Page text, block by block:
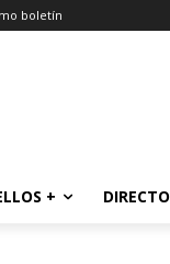
boletín
+ DIRECTO